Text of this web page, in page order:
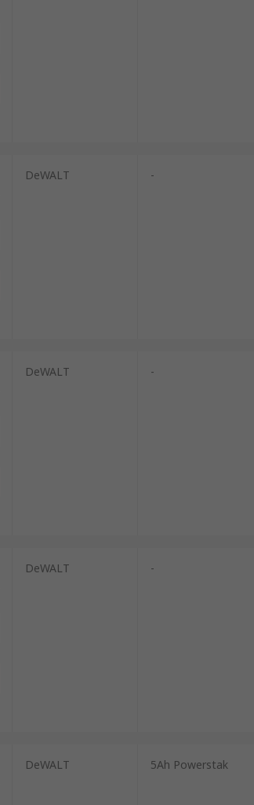
DeWALT -
DeWALT -
DeWALT -
DeWALT 5Ah Powerstak